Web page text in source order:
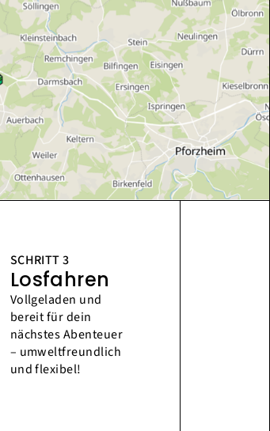
SCHRITT 3
Losfahren
Vollgeladen und
bereit für dein
nächstes Abenteuer
– umweltfreundlich
und flexibel!